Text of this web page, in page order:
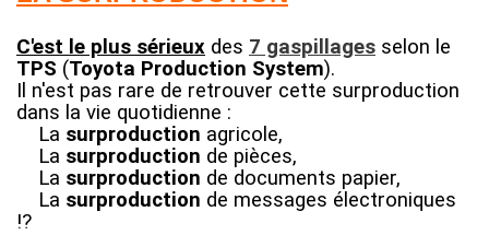
C'est le plus sérieux des 7 gaspillages selon le
TPS (Toyota Production System).
Il n'est pas rare de retrouver cette surproduction
dans la vie quotidienne :
La surproduction agricole,
La surproduction de pièces,
La surproduction de documents papier,
La surproduction de messages électroniques
!?